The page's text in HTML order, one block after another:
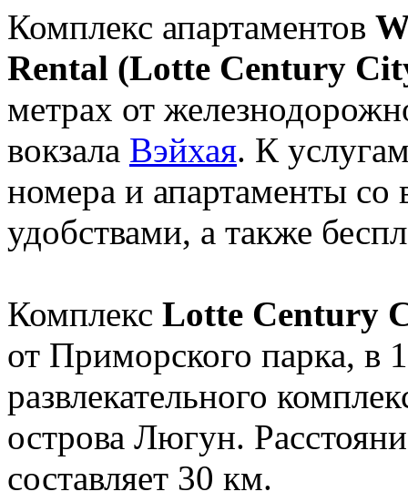
Комплекс апартаментов
Rental (Lotte Century
метрах от
вокзала Вэйхая. К
номера и апартаменты
удобствами, а также
Комплекс Lotte Century
от Приморского парка, в
развлекательного
острова Люгун.
составляет 30 км.